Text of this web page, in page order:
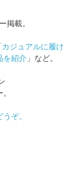
掲載。
カジュアルに履け
を紹介 」など。
ぞ。